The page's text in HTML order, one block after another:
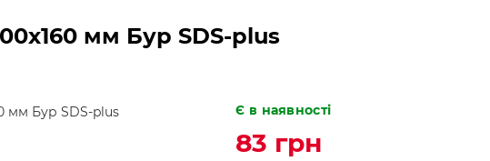
мм Бур SDS-plus
Є в наявності
83 грн